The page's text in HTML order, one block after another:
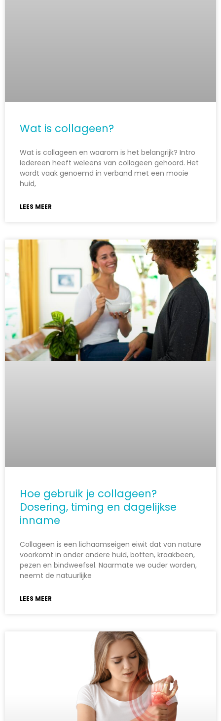
Wat is collageen?
Wat is collageen en waarom is het belangrijk? Intro
Iedereen heeft weleens van collageen gehoord. Het
wordt vaak genoemd in verband met een mooie
huid,
LEES MEER
Hoe gebruik je collageen?
Dosering, timing en dagelijkse
inname
Collageen is een lichaamseigen eiwit dat van nature
voorkomt in onder andere huid, botten, kraakbeen,
pezen en bindweefsel. Naarmate we ouder worden,
neemt de natuurlijke
LEES MEER